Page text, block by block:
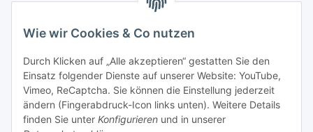
Wie wir Cookies & Co nutzen
Durch Klicken auf „Alle akzeptieren“ gestatten Sie den
Einsatz folgender Dienste auf unserer Website: YouTube,
Vimeo, ReCaptcha. Sie können die Einstellung jederzeit
ändern (Fingerabdruck-Icon links unten). Weitere Details
finden Sie unter Konfigurieren und in unserer